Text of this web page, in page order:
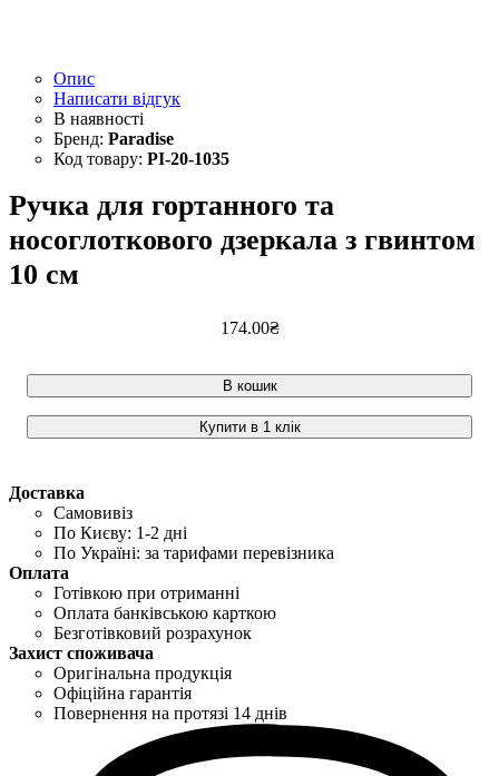
Опис
Написати відгук
Paradise
PI-20-1035
Ручка для гортанного та
носоглоткового дзеркала з гвинтом
10 см
174.00₴
В кошик
Купити в 1 клік
Доставка
Самовивіз
По Києву: 1-2 дні
По Україні: за тарифами перевізника
Оплата
Готівкою при отриманні
Оплата банківською карткою
Безготівковий розрахунок
Захист споживача
Оригінальна продукція
Офіційна гарантія
Повернення на протязі 14 днів